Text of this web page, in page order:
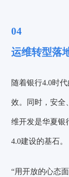
04
运维转型落
随着银行4.0时
效。同时，安全
维开发是华夏银
4.0建设的基石。
“用开放的心态